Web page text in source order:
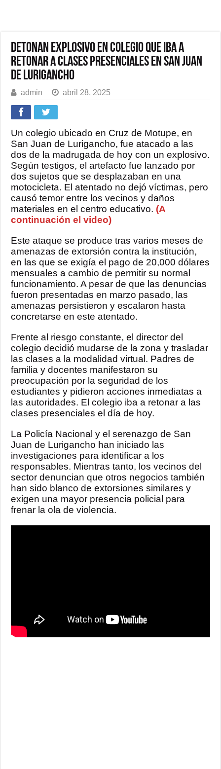
Detonan explosivo en colegio que iba a
retonar a clases presenciales en San Juan
de Lurigancho
admin abril 28, 2025
Un colegio ubicado en Cruz de Motupe, en
San Juan de Lurigancho, fue atacado a las
dos de la madrugada de hoy con un explosivo.
Según testigos, el artefacto fue lanzado por
dos sujetos que se desplazaban en una
motocicleta. El atentado no dejó víctimas, pero
causó temor entre los vecinos y daños
materiales en el centro educativo. (A
continuación el video)
Este ataque se produce tras varios meses de
amenazas de extorsión contra la institución,
en las que se exigía el pago de 20,000 dólares
mensuales a cambio de permitir su normal
funcionamiento. A pesar de que las denuncias
fueron presentadas en marzo pasado, las
amenazas persistieron y escalaron hasta
concretarse en este atentado.
Frente al riesgo constante, el director del
colegio decidió mudarse de la zona y trasladar
las clases a la modalidad virtual. Padres de
familia y docentes manifestaron su
preocupación por la seguridad de los
estudiantes y pidieron acciones inmediatas a
las autoridades. El colegio iba a retonar a las
clases presenciales el día de hoy.
La Policía Nacional y el serenazgo de San
Juan de Lurigancho han iniciado las
investigaciones para identificar a los
responsables. Mientras tanto, los vecinos del
sector denuncian que otros negocios también
han sido blanco de extorsiones similares y
exigen una mayor presencia policial para
frenar la ola de violencia.